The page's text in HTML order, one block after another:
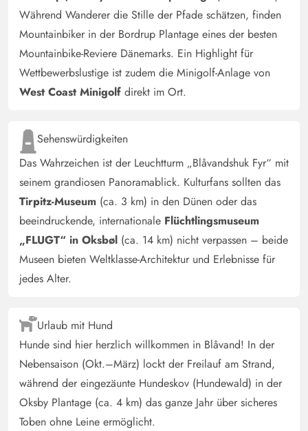
Während Wanderer die Stille der Pfade schätzen, finden
Mountainbiker in der Bordrup Plantage eines der besten
Mountainbike-Reviere Dänemarks. Ein Highlight für
Wettbewerbslustige ist zudem die Minigolf-Anlage von
West Coast Minigolf direkt im Ort.
Sehenswürdigkeiten
Das Wahrzeichen ist der Leuchtturm „Blåvandshuk Fyr“ mit
seinem grandiosen Panoramablick. Kulturfans sollten das
Tirpitz-Museum (ca. 3 km) in den Dünen oder das
beeindruckende, internationale Flüchtlingsmuseum
„FLUGT“ in Oksbøl (ca. 14 km) nicht verpassen – beide
Museen bieten Weltklasse-Architektur und Erlebnisse für
jedes Alter.
Urlaub mit Hund
Hunde sind hier herzlich willkommen in Blåvand! In der
Nebensaison (Okt.–März) lockt der Freilauf am Strand,
während der eingezäunte Hundeskov (Hundewald) in der
Oksby Plantage (ca. 4 km) das ganze Jahr über sicheres
Toben ohne Leine ermöglicht.